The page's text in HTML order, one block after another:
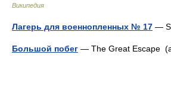
Википедия
Лагерь для военнопленных № 17 —
Большой побег — The Great Escape